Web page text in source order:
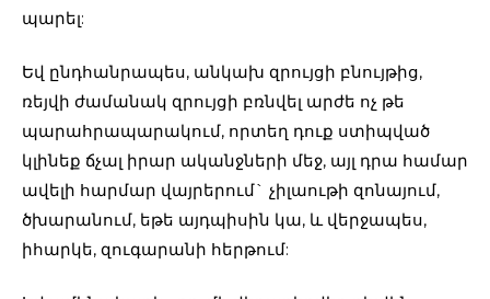
պարել:
Եվ ընդհանրապես, անկախ զրույցի բնույթից,
ռեյվի ժամանակ զրույցի բռնվել արժե ոչ թե
պարահրապարակում, որտեղ դուք ստիպված
կլինեք ճչալ իրար ականջների մեջ, այլ դրա համար
ավելի հարմար վայրերում` չիլաութի զոնայում,
ծխարանում, եթե այդպիսին կա, և վերջապես,
իհարկե, զուգարանի հերթում: